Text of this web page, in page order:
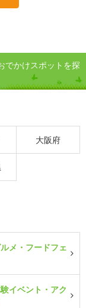
でかけスポットを探
大阪府
メ・フードフェ
イベント・アク